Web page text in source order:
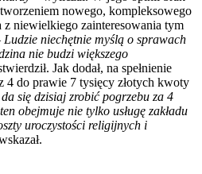
nowego, kompleksowego
niewielkiego zainteresowania tym
Ludzie niechętnie myślą o sprawach
nie budzi większego
Jak dodał, na spełnienie
4 do prawie 7 tysięcy złotych kwoty
się dzisiaj zrobić pogrzebu za 4
obejmuje nie tylko usługę zakładu
uroczystości religijnych i